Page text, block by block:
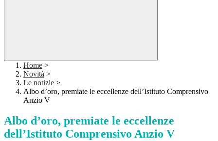
Home >
Novità >
Le notizie >
Albo d’oro, premiate le eccellenze dell’Istituto Comprensivo
Anzio V
Albo d’oro, premiate le eccellenze
dell’Istituto Comprensivo Anzio V